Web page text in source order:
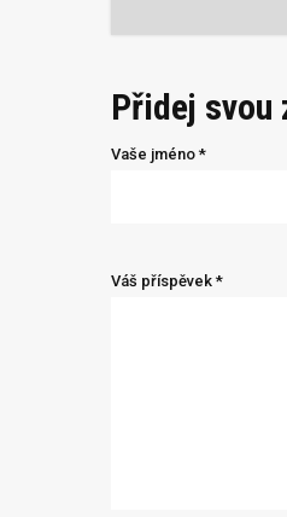
Přidej svou
Vaše jméno *
Váš příspěvek *